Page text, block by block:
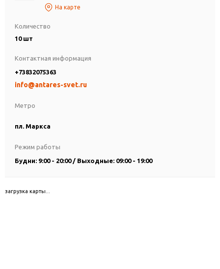
На карте
Количество
10 шт
Метро
пл. Маркса
Контактная информация
+73832075363
info@antares-svet.ru
Режим работы
Будни: 9:00 - 20:00 / Выходные: 09:00 - 19:00
загрузка карты...